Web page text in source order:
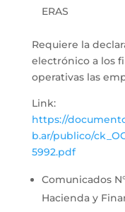
ERAS
Requiere la
electrónico a los
operativas las
Link:
https://
b.ar/publico/
5992.pdf
Comunicados
Hacienda y